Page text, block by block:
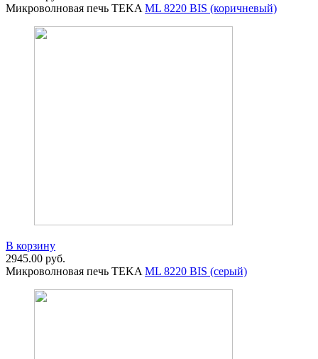
Микроволновая печь TEKAML 8220 BIS (коричневый)
В корзину
2945.00 руб.
Микроволновая печь TEKAML 8220 BIS (серый)